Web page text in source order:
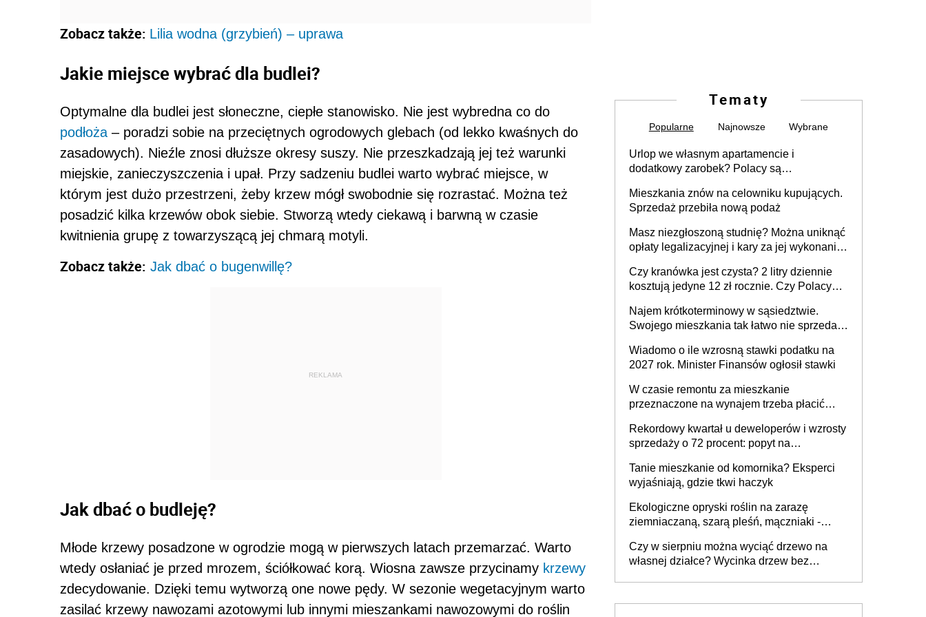
Zobacz także: Lilia wodna (grzybień) – uprawa
Jakie miejsce wybrać dla budlei?
Optymalne dla budlei jest słoneczne, ciepłe stanowisko. Nie jest wybredna co do
podłoża – poradzi sobie na przeciętnych ogrodowych glebach (od lekko kwaśnych do
zasadowych). Nieźle znosi dłuższe okresy suszy. Nie przeszkadzają jej też warunki
miejskie, zanieczyszczenia i upał. Przy sadzeniu budlei warto wybrać miejsce, w
którym jest dużo przestrzeni, żeby krzew mógł swobodnie się rozrastać. Można też
posadzić kilka krzewów obok siebie. Stworzą wtedy ciekawą i barwną w czasie
kwitnienia grupę z towarzyszącą jej chmarą motyli.
Zobacz także: Jak dbać o bugenwillę?
REKLAMA
Jak dbać o budleję?
Młode krzewy posadzone w ogrodzie mogą w pierwszych latach przemarzać. Warto
wtedy osłaniać je przed mrozem, ściółkować korą. Wiosna zawsze przycinamy krzewy
zdecydowanie. Dzięki temu wytworzą one nowe pędy. W sezonie wegetacyjnym warto
zasilać krzewy nawozami azotowymi lub innymi mieszankami nawozowymi do roślin
Tematy
Popularne Najnowsze Wybrane
Urlop we własnym apartamencie i
dodatkowy zarobek? Polacy są
Mieszkania znów na celowniku kupujących.
Sprzedaż przebiła nową podaż
Masz niezgłoszoną studnię? Można uniknąć
opłaty legalizacyjnej i kary za jej wykonanie,
Czy kranówka jest czysta? 2 litry dziennie
kosztują jedyne 12 zł rocznie. Czy Polacy
Najem krótkoterminowy w sąsiedztwie.
Swojego mieszkania tak łatwo nie sprzedaż
Wiadomo o ile wzrosną stawki podatku na
2027 rok. Minister Finansów ogłosił stawki
W czasie remontu za mieszkanie
przeznaczone na wynajem trzeba płacić
realizuje w nim potrzeb mieszkaniowych
Rekordowy kwartał u deweloperów i wzrosty
sprzedaży o 72 procent: popyt na
Tanie mieszkanie od komornika? Eksperci
wyjaśniają, gdzie tkwi haczyk
Ekologiczne opryski roślin na zarazę
ziemniaczaną, szarą pleśń, mączniaki -
zwalczać choroby grzybowe roślin?
Czy w sierpniu można wyciąć drzewo na
własnej działce? Wycinka drzew bez